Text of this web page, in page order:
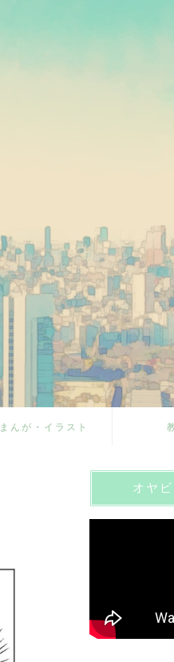
まんが・イラスト
オヤ